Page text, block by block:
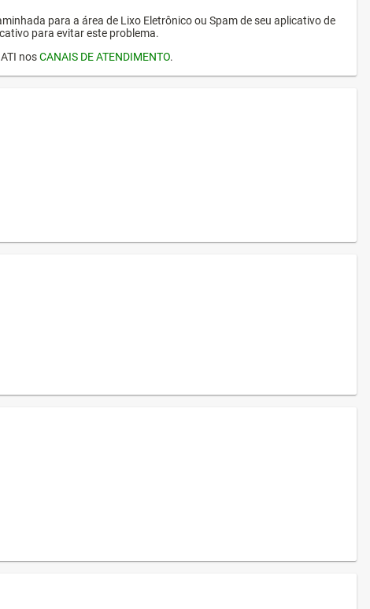
para a área de Lixo Eletrônico ou Spam de seu aplicativo de
para evitar este problema.
nosCANAIS DE ATENDIMENTO.